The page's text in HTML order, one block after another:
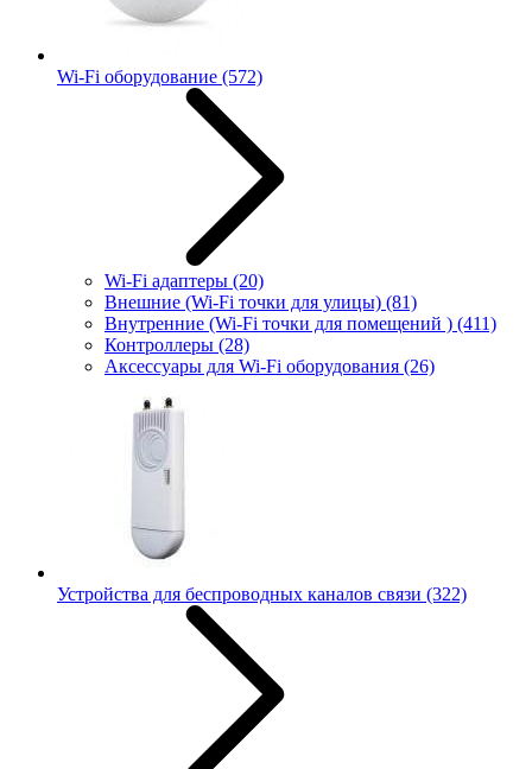
Wi-Fi оборудование (572)
Wi-Fi адаптеры (20)
Внешние (Wi-Fi точки для улицы) (81)
Внутренние (Wi-Fi точки для помещений ) (411)
Контроллеры (28)
Аксессуары для Wi-Fi оборудования (26)
Устройства для беспроводных каналов связи (322)